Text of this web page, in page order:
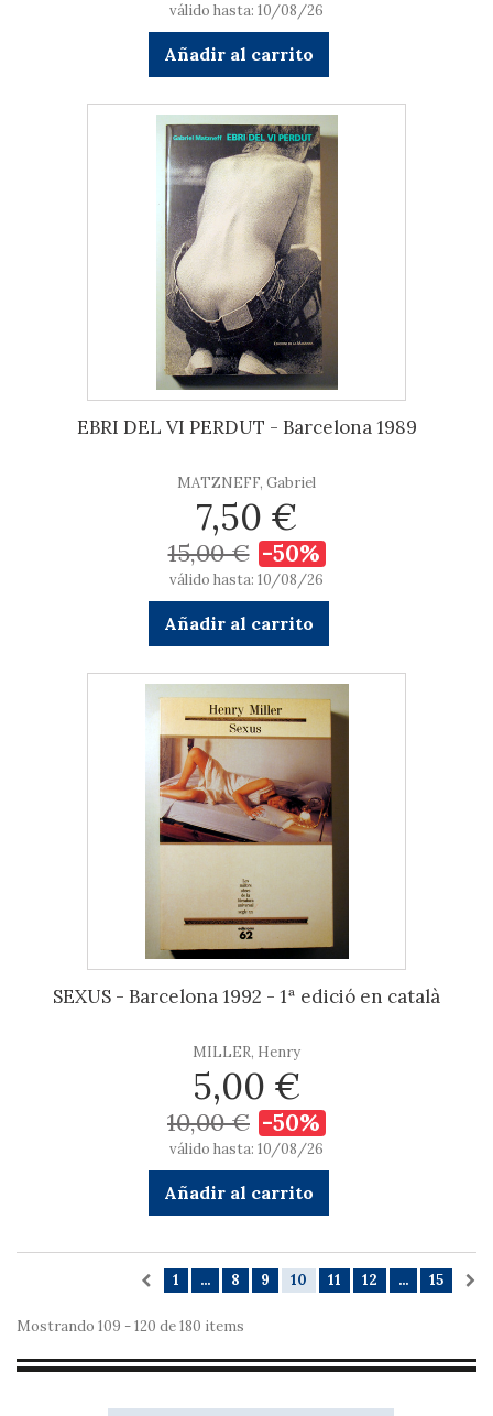
válido hasta: 10/08/26
Añadir al carrito
EBRI DEL VI PERDUT - Barcelona 1989
MATZNEFF, Gabriel
7,50 €
15,00 € -50%
válido hasta: 10/08/26
Añadir al carrito
SEXUS - Barcelona 1992 - 1ª edició en català
MILLER, Henry
5,00 €
10,00 € -50%
válido hasta: 10/08/26
Añadir al carrito
1 ... 8 9 10 11 12 ... 15
Mostrando 109 - 120 de 180 items